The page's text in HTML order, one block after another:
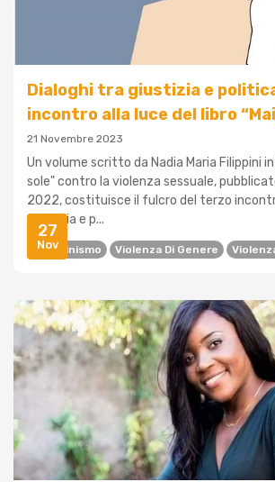
27
Nov
Dialoghi tra giustizia e
incontro alla luce del libro
21 Novembre 2023
Un volume scritto da Nadia Maria Filippini
sole" contro la violenza sessuale,
2022, costituisce il fulcro del terzo
giustizia e p...
Femminismo Violenza Di Genere